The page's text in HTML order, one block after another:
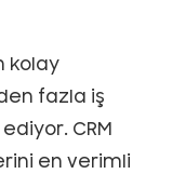
kolay
fazla iş
CRM
en verimli